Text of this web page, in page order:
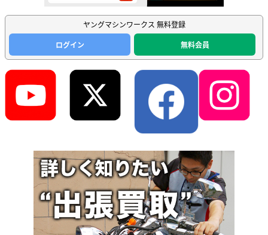
ヤングマシンワークス 無料登録
ログイン
無料会員